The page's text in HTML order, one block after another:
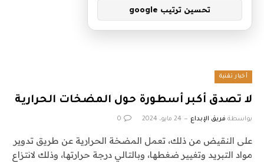
أخبار تقنية
لا تصدق أكبر أسطورة حول المضخات الحرارية
بواسطة فريق الإبداع 24 مايو، 2024 0
على النقيض من ذلك، تعمل المضخة الحرارية عن طريق تدوير
مواد التبريد وتغيير ضغطها، وبالتالي درجة حرارتها، وذلك لانتزاع
تحسين ترتيب google